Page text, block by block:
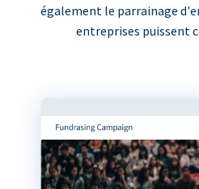
également le parrainage
entreprises puissent